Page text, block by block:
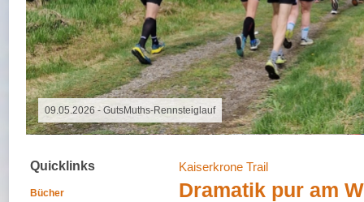
09.05.2026 - GutsMuths-Rennsteiglauf
Quicklinks
Bücher
Kaiserkrone Trail
Dramatik pur am